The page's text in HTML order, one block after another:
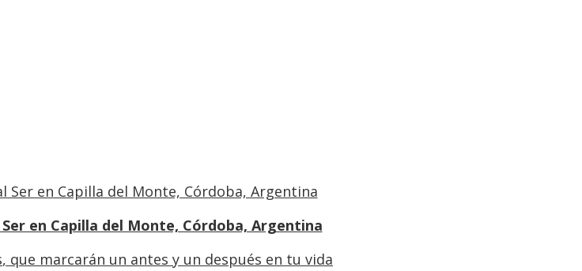
en Capilla del Monte, Córdoba, Argentina
, que marcarán un antes y un después en tu vida